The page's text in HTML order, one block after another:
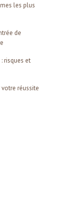
les plus
de
risques et
votre réussite